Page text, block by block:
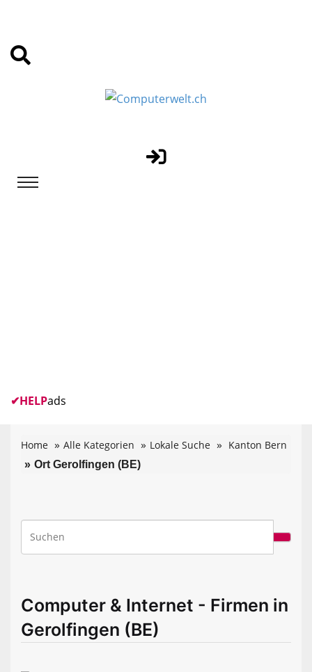
✔HELPads
Home Alle Kategorien Lokale Suche Kanton Bern
Ort Gerolfingen (BE)
Computer & Internet - Firmen in
Gerolfingen (BE)